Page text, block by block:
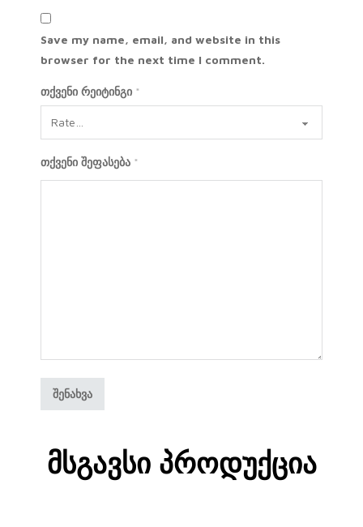
Save my name, email, and website in this
browser for the next time I comment.
თქვენი რეიტინგი *
თქვენი შეფასება *
Მსგავსი Პროდუქცია